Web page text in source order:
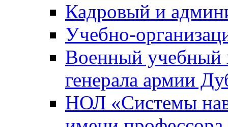
Кадровый и
Учебно-
Военный учебный
генерала армии
НОЛ «Системы